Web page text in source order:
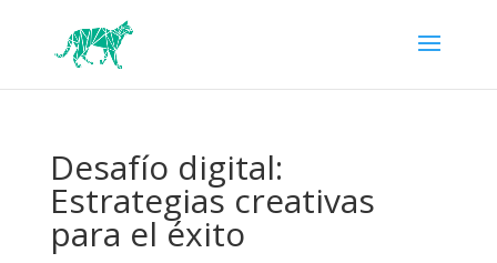
Desafío digital:
Estrategias creativas
para el éxito